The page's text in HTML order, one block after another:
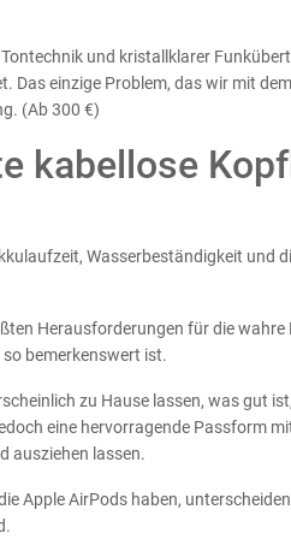
und kristallklarer
einzige Problem, das wir mit
(Ab 300 €)
kabellose
Wasserbeständigkeit und
Herausforderungen für die
bemerkenswert ist.
zu Hause lassen, was gut
eine hervorragende Passform
ausziehen lassen.
Apple AirPods haben,